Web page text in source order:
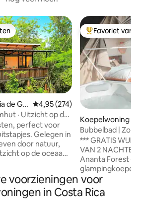
de Gu Gemiddelde beoordeling van
4,95 (274)
· Uitzicht op de
perfect voor
Gelegen in
door natuur,
op de oceaan
in het
de bomen, kom
geniet van koffie
Topfavoriet van
Favoriet van
Koepelwoning in
Bubbelbad |
op de Golf | Loft
*** GRATIS
VAN 2 NACHTEN OF
Ananta Forest -
glampingkoepel
Ontspan in de
hangmattuin,
een prachtig
voorzieningen voor
in Costa Rica